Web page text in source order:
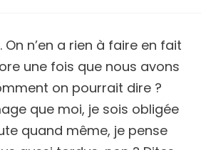
n’en a rien à faire en fait
une fois que nous avons
on pourrait dire ?
que moi, je sois obligée
quand même, je pense